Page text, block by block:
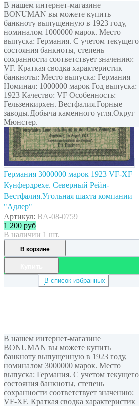
В нашем интернет-магазине
BONUMAN вы можете купить
банкноту выпущенную в 1923 году,
номиналом 1000000 марок. Место
выпуска: Германия. С учетом текущего
состояния банкноты, степень
сохранности соответствует значению:
VF. Краткая сводка характеристик
банкноты: Место выпуска: Германия
Номинал: 1000000 марок Год выпуска:
1923 Качество: VF Особенность:
Гельзенкирхен. Вестфалия.Горные
заводы.Добыча каменного угля.Округ
Мюнстер.
Германия 3000000 марок 1923 VF-XF
Кунфердрехе. Северный Рейн-
Вестфалия.Угольная шахта компании
"Адлер"
Артикул: BA-08-0759
1 200 руб
В наличии 1 шт.
В корзине
В список избранных
В нашем интернет-магазине
BONUMAN вы можете купить
банкноту выпущенную в 1923 году,
номиналом 3000000 марок. Место
выпуска: Германия. С учетом текущего
состояния банкноты, степень
сохранности соответствует значению:
VF-XF. Краткая сводка характеристик